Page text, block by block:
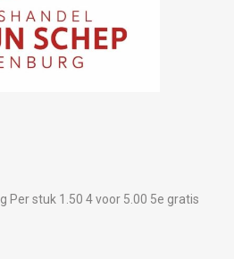
Per stuk 1.50 4 voor 5.00 5e gratis